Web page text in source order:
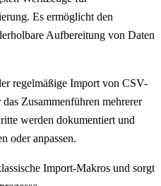
Es ermöglicht den
Aufbereitung von Daten
regelmäßige Import von CSV-
Zusammenführen mehrerer
werden dokumentiert und
oder anpassen.
Import-Makros und sorgt